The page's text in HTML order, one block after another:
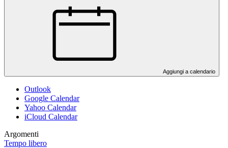
Aggiungi a calendario
Outlook
Google Calendar
Yahoo Calendar
iCloud Calendar
Argomenti
Tempo libero